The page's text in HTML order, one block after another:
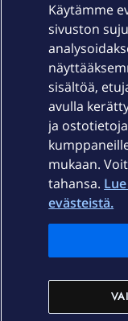
Laitteet & liittymät
Palvelut
Ajankohtaista
In English
Käytämme
sivuston
sisältöä,
avulla
ja
mukaan.
tahansa.
evästeistä.